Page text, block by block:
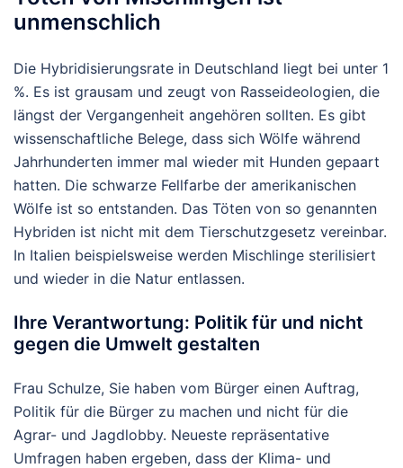
unmenschlich
Die Hybridisierungsrate in Deutschland liegt bei unter 1
%. Es ist grausam und zeugt von Rasseideologien, die
längst der Vergangenheit angehören sollten. Es gibt
wissenschaftliche Belege, dass sich Wölfe während
Jahrhunderten immer mal wieder mit Hunden gepaart
hatten. Die schwarze Fellfarbe der amerikanischen
Wölfe ist so entstanden. Das Töten von so genannten
Hybriden ist nicht mit dem Tierschutzgesetz vereinbar.
In Italien beispielsweise werden Mischlinge sterilisiert
und wieder in die Natur entlassen.
Ihre Verantwortung: Politik für und nicht
gegen die Umwelt gestalten
Frau Schulze, Sie haben vom Bürger einen Auftrag,
Politik für die Bürger zu machen und nicht für die
Agrar- und Jagdlobby. Neueste repräsentative
Umfragen haben ergeben, dass der Klima- und